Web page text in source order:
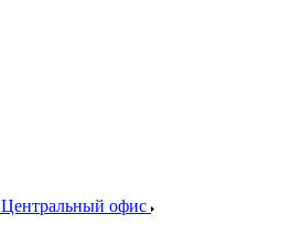
Центральный офис